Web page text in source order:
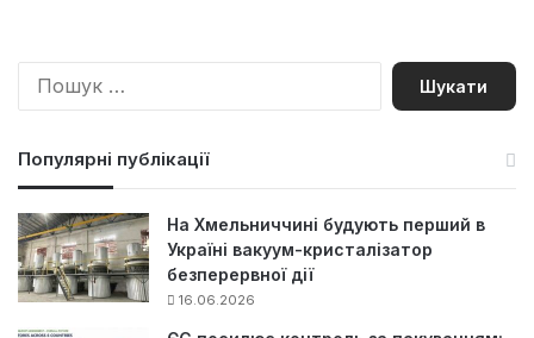
П
Популярні публікації
На Хмельниччині будують перший в
Україні вакуум-кристалізатор
безперервної дії
16.06.2026